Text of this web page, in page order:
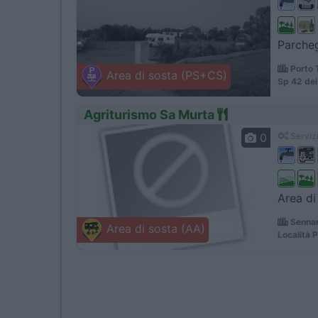
Area di sosta (PS+CS)
Porto
Sp 42
Agriturismo Sa Murta
Area di sosta (AA)
0
Area
Località